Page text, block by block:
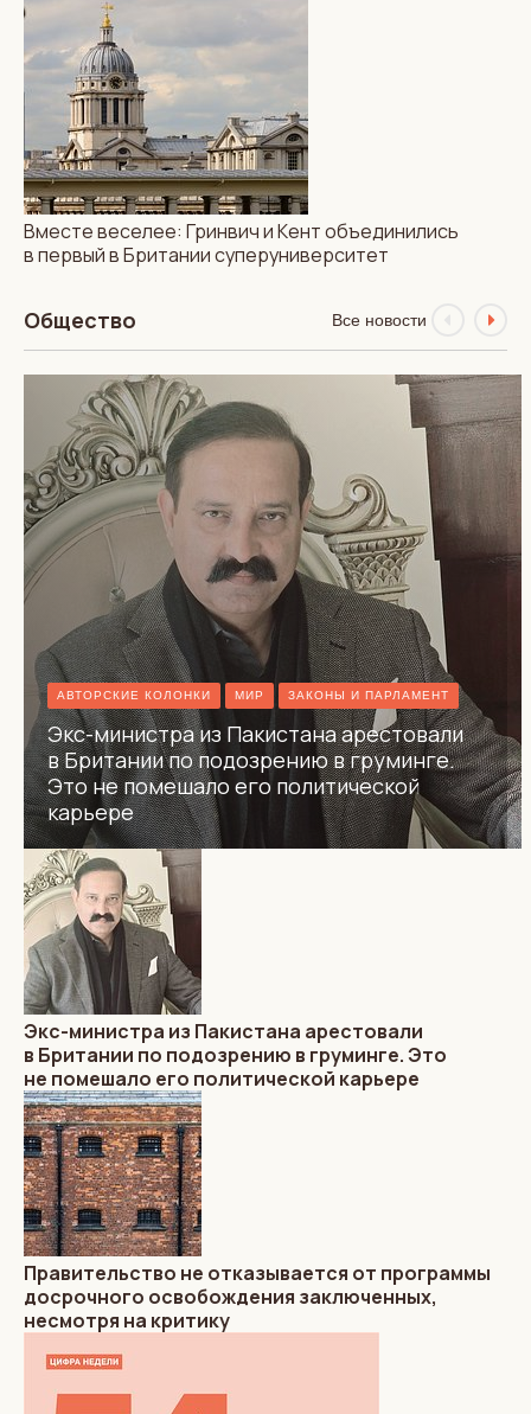
Забудьте о Лондоне:
Бристоль вошел в топ
лучших туристических
направлений мира
Вместе веселее: Гринвич и Кент объединились
в первый в Британии суперуниверситет
Общество Все новости
АВТОРСКИЕ КОЛОНКИ МИР ЗАКОНЫ И ПАРЛАМЕНТ
Экс-министра из Пакистана арестовали
в Британии по подозрению в груминге.
Это не помешало его политической
карьере
Экс-министра из Пакистана арестовали
в Британии по подозрению в груминге. Это
не помешало его политической карьере
Правительство не отказывается от программы
досрочного освобождения заключенных,
несмотря на критику